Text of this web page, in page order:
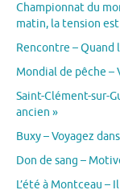
Championnat du
matin, la tension
Rencontre –
Mondial de pêche –
Saint-Clément-sur-
ancien »
Buxy – Voyagez
Don de sang –
L’été à Montceau –